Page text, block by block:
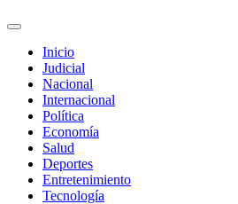
Inicio
Judicial
Nacional
Internacional
Política
Economía
Salud
Deportes
Entretenimiento
Tecnología